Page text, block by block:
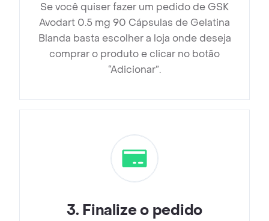
Se você quiser fazer um pedido de GSK
Avodart 0.5 mg 90 Cápsulas de Gelatina
Blanda basta escolher a loja onde deseja
comprar o produto e clicar no botão
“Adicionar”.
3. Finalize o pedido